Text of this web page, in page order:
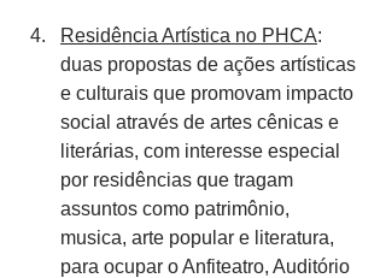
Residência Artística no PHCA:
duas propostas de ações artísticas
e culturais que promovam impacto
social através de artes cênicas e
literárias, com interesse especial
por residências que tragam
assuntos como patrimônio,
musica, arte popular e literatura,
para ocupar o Anfiteatro, Auditório